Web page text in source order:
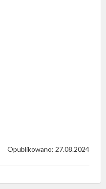
Opublikowano: 27.08.2024